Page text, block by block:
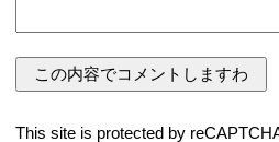
This site is protected by